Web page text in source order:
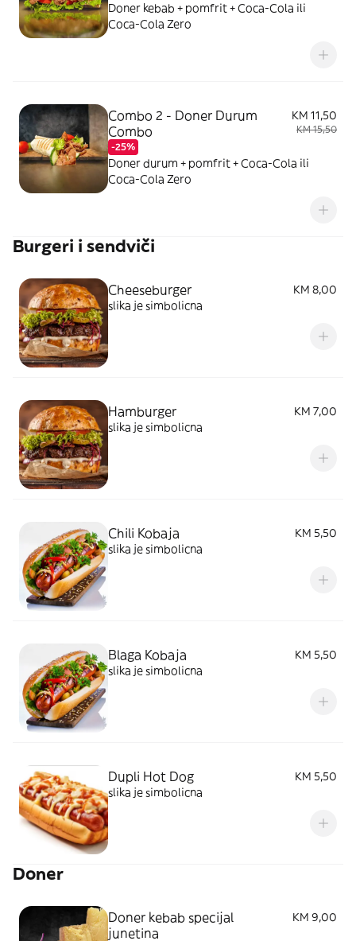
Doner kebab + pomfrit + Coca-Cola ili
Coca-Cola Zero
Combo 2 - Doner Durum
Combo
-25%
KM 11,50
KM 15,50
Doner durum + pomfrit + Coca-Cola ili
Coca-Cola Zero
Burgeri i sendviči
Cheeseburger
KM 8,00
slika je simbolicna
Hamburger
KM 7,00
slika je simbolicna
Chili Kobaja
KM 5,50
slika je simbolicna
Blaga Kobaja
KM 5,50
slika je simbolicna
Dupli Hot Dog
KM 5,50
slika je simbolicna
Doner
Doner kebab specijal
junetina
KM 9,00